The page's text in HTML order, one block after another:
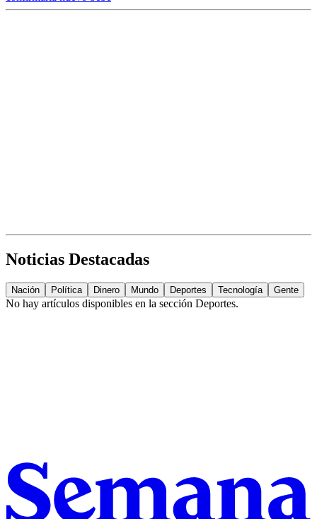
Noticias Destacadas
Nación Política Dinero Mundo Deportes Tecnología Gente
No hay artículos disponibles en la sección Deportes.